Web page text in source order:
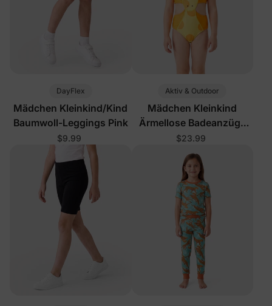
DayFlex
Mädchen Kleinkind/Kind
Baumwoll-Leggings Pink
$9.99
Aktiv & Outdoor
Mädchen Kleinkind
Ärmellose Badeanzüge
Orange
$23.99